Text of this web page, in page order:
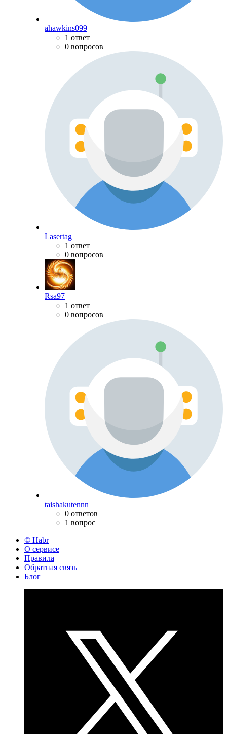
ahawkins099
1 ответ
0 вопросов
Lasertag
1 ответ
0 вопросов
Rsa97
1 ответ
0 вопросов
taishakutennn
0 ответов
1 вопрос
© Habr
О сервисе
Правила
Обратная связь
Блог